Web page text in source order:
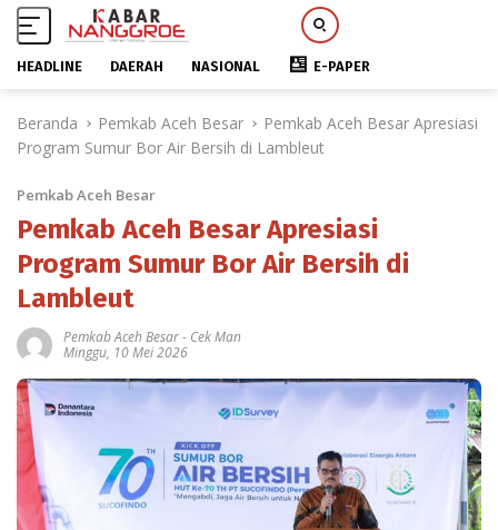
HEADLINE DAERAH NASIONAL E-PAPER
Beranda Pemkab Aceh Besar
Pemkab Aceh Besar Apresiasi
Program Sumur Bor Air Bersih di Lambleut
Pemkab Aceh Besar
Pemkab Aceh Besar Apresiasi
Program Sumur Bor Air Bersih di
Lambleut
Pemkab Aceh Besar- Cek Man
Minggu, 10 Mei 2026